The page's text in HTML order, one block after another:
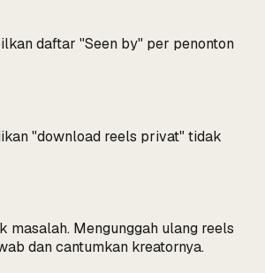
daftar "Seen by" per penonton
"download reels privat" tidak
Mengunggah ulang reels
dan cantumkan kreatornya.